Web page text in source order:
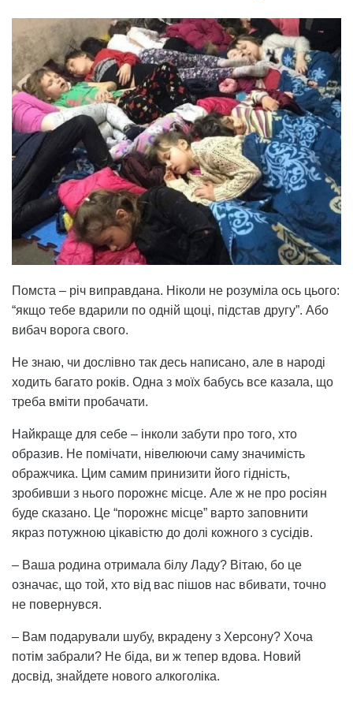
Помста – річ виправдана. Ніколи не розуміла ось цього:
“якщо тебе вдарили по одній щоці, підстав другу”. Або
вибач ворога свого.
Не знаю, чи дослівно так десь написано, але в народі
ходить багато років. Одна з моїх бабусь все казала, що
треба вміти пробачати.
Найкраще для себе – інколи забути про того, хто
образив. Не помічати, нівелюючи саму значимість
ображчика. Цим самим принизити його гідність,
зробивши з нього порожнє місце. Але ж не про росіян
буде сказано. Це “порожнє місце” варто заповнити
якраз потужною цікавістю до долі кожного з сусідів.
– Ваша родина отримала білу Ладу? Вітаю, бо це
означає, що той, хто від вас пішов нас вбивати, точно
не повернувся.
– Вам подарували шубу, вкрадену з Херсону? Хоча
потім забрали? Не біда, ви ж тепер вдова. Новий
досвід, знайдете нового алкоголіка.